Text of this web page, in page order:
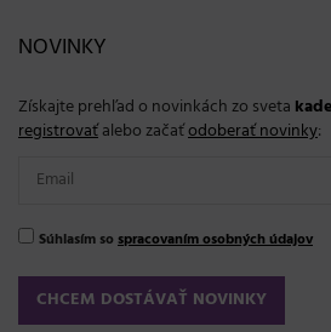
NOVINKY
Získajte prehľad o novinkách zo sveta
registrovaťalebo začaťodoberať novinky:
Súhlasím so spracovaním osobných údajov